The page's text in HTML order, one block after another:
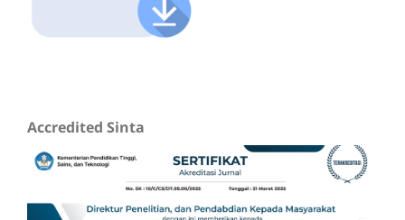
Accredited Sinta